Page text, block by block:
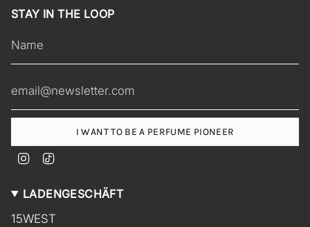
STAY IN THE LOOP
I WANT TO BE A PERFUME PIONEER
t
g
T
k
LADENGESCHÄFT
15WEST